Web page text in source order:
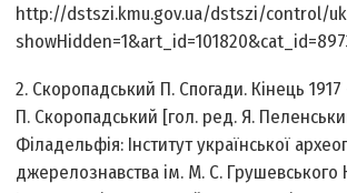
http://dstszi.kmu.gov.ua/dstszi/control/
2. Скоропадський П. Спогади. Кінець
П. Скоропадський [гол. ред. Я.
Філадельфія: Інститут української
джерелознавства ім. М. С. Грушевського